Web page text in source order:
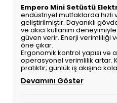
Empero Mini Setüstü
endüstriyel mutfaklarda hızlı
geliştirilmiştir. Dayanıklı
ve akıcı kullanım
güven verir. Enerji verimliliği
öne çıkar.
Ergonomik kontrol yapısı ve
operasyonel verimlilik artar.
pratiktir; günlük iş akışına
Devamını Göster